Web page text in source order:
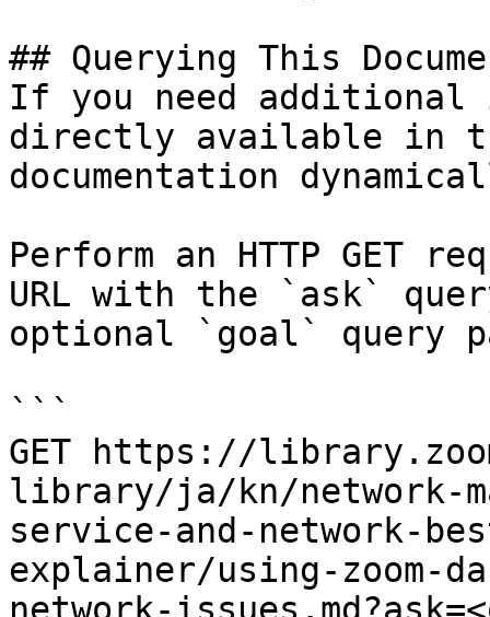
## Querying This
If you need
directly available in
documentation
Perform an HTTP GET
URL with the `ask`
optional `goal` query
```
GET https://
library/ja/kn/network-
service-and-network-
explainer/using-zoom-